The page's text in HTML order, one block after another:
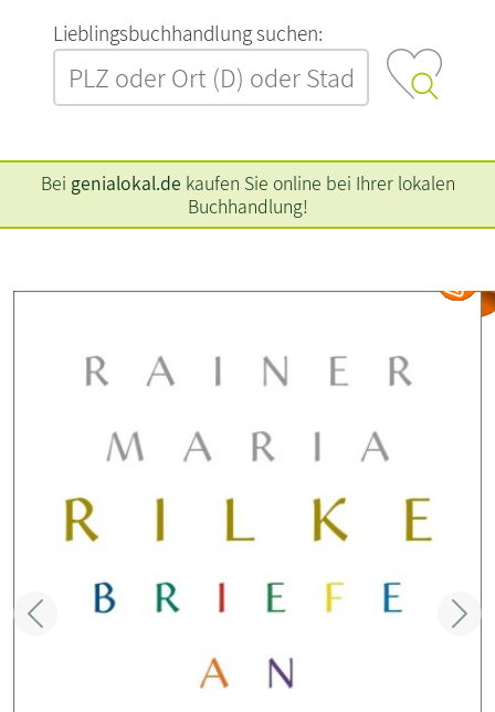
L‍i‍e‍b‍l‍i‍n‍g‍s‍b‍u‍c‍h‍h‍a‍n‍d‍l‍u‍n‍g‍ ‍s‍u‍c‍h‍e‍n‍:‍
Bei genialokal.de kaufen Sie online bei Ihrer lokalen
Buchhandlung!
Zurück